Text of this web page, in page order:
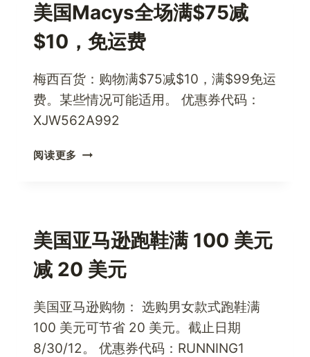
美国Macys全场满$75减
$10，免运费
梅西百货：购物满$75减$10，满$99免运
费。某些情况可能适用。 优惠券代码：
XJW562A992
阅读更多 美
满
$75
减
免
运
费
美国亚马逊跑鞋满 100 美元
减 20 美元
美国亚马逊购物： 选购男女款式跑鞋满
100 美元可节省 20 美元。截止日期
8/30/12。 优惠券代码：RUNNING1